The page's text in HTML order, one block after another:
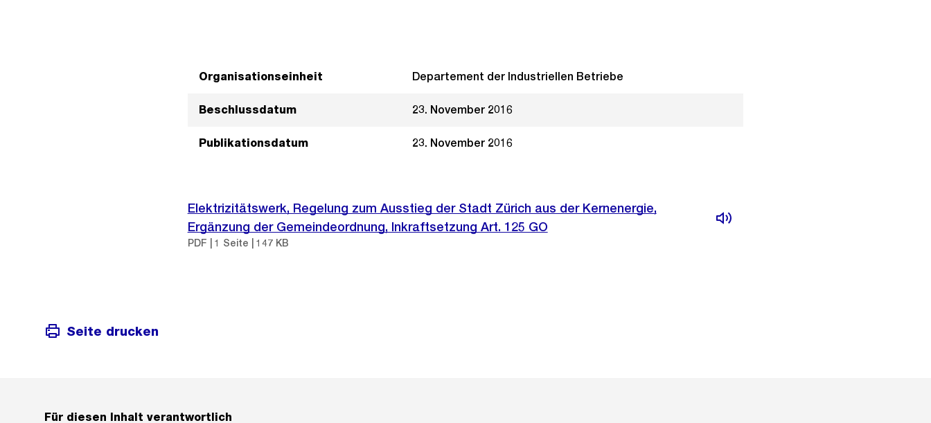
Organisationseinheit Departement der Industriellen Betriebe
Beschlussdatum 23. November 2016
Publikationsdatum 23. November 2016
Elektrizitätswerk, Regelung zum Ausstieg der Stadt Zürich aus der Kernenergie,
Ergänzung der Gemeindeordnung, Inkraftsetzung Art. 125 GO
PDF | 1 Seite | 147 KB
Seite drucken
Für diesen Inhalt verantwortlich